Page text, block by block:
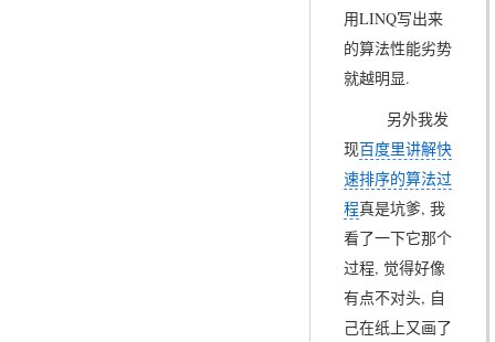
用LINQ写出来
的算法性能劣势
就越明显.
另外我发
现百度里讲解快
速排序的算法过
程真是坑爹, 我
看了一下它那个
过程, 觉得好像
有点不对头, 自
己在纸上又画了